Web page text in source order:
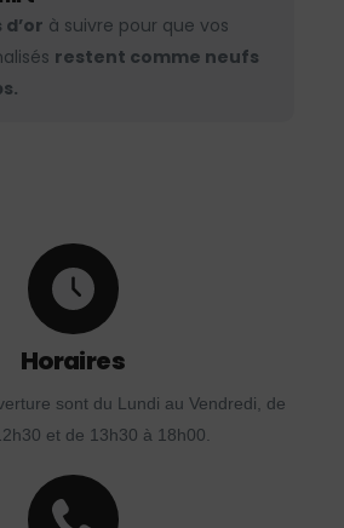
à suivre pour que vos
restent comme neufs
Horaires
sont du Lundi au Vendredi, de
et de 13h30 à 18h00.